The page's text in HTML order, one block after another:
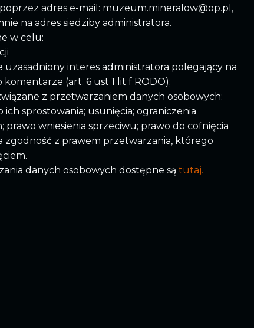
adres e-mail: muzeum.mineralow@op.pl,
na adres siedziby administratora.
w celu:
interes administratora polegający na
(art. 6 ust 1 lit f RODO);
z przetwarzaniem danych osobowych:
sprostowania; usunięcia; ograniczenia
wniesienia sprzeciwu; prawo do cofnięcia
z prawem przetwarzania, którego
danych osobowych dostępne są tutaj.